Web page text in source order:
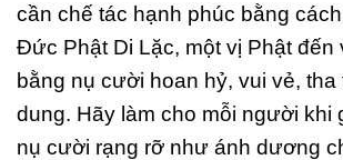
cần chế tác hạnh phúc bằng
Đức Phật Di Lặc, một vị Phật đến
bằng nụ cười hoan hỷ, vui vẻ, tha
dung. Hãy làm cho mỗi người khi
nụ cười rạng rỡ như ánh dương